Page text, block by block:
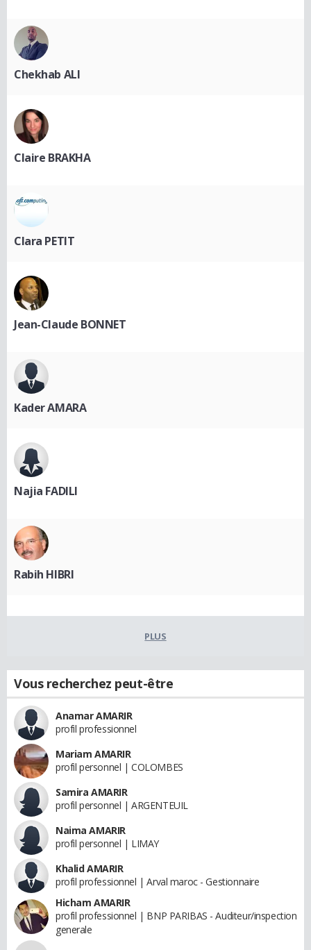
Chekhab ALI
Claire BRAKHA
Clara PETIT
Jean-Claude BONNET
Kader AMARA
Najia FADILI
Rabih HIBRI
PLUS
Vous recherchez peut-être
Anamar AMARIR
profil professionnel
Mariam AMARIR
profil personnel | COLOMBES
Samira AMARIR
profil personnel | ARGENTEUIL
Naima AMARIR
profil personnel | LIMAY
Khalid AMARIR
profil professionnel | Arval maroc - Gestionnaire
Hicham AMARIR
profil professionnel | BNP PARIBAS - Auditeur/inspection
generale